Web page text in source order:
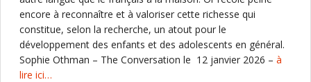
encore à reconnaître et à valoriser cette richesse qui
constitue, selon la recherche, un atout pour le
développement des enfants et des adolescents en général.
Sophie Othman – The Conversation le 12 janvier 2026 – à
lire ici…